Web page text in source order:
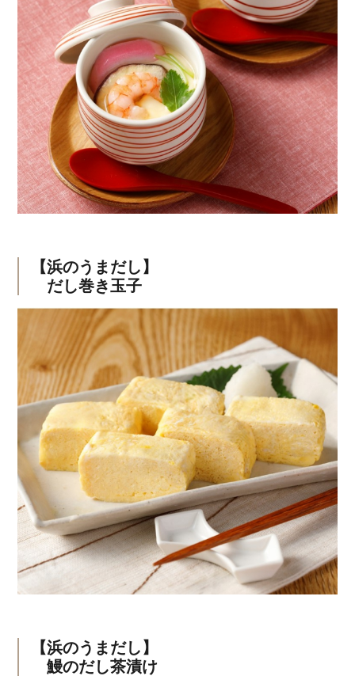
【浜のうまだし】
だし巻き玉子
【浜のうまだし】
鰻のだし茶漬け